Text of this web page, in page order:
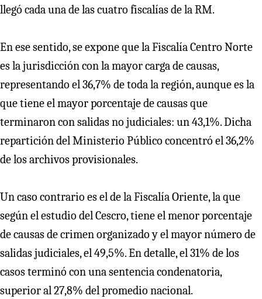
llegó cada una de las cuatro fiscalías de la RM.
En ese sentido, se expone que la Fiscalía Centro Norte
es la jurisdicción con la mayor carga de causas,
representando el 36,7% de toda la región, aunque es la
que tiene el mayor porcentaje de causas que
terminaron con salidas no judiciales: un 43,1%. Dicha
repartición del Ministerio Público concentró el 36,2%
de los archivos provisionales.
Un caso contrario es el de la Fiscalía Oriente, la que
según el estudio del Cescro, tiene el menor porcentaje
de causas de crimen organizado y el mayor número de
salidas judiciales, el 49,5%. En detalle, el 31% de los
casos terminó con una sentencia condenatoria,
superior al 27,8% del promedio nacional.